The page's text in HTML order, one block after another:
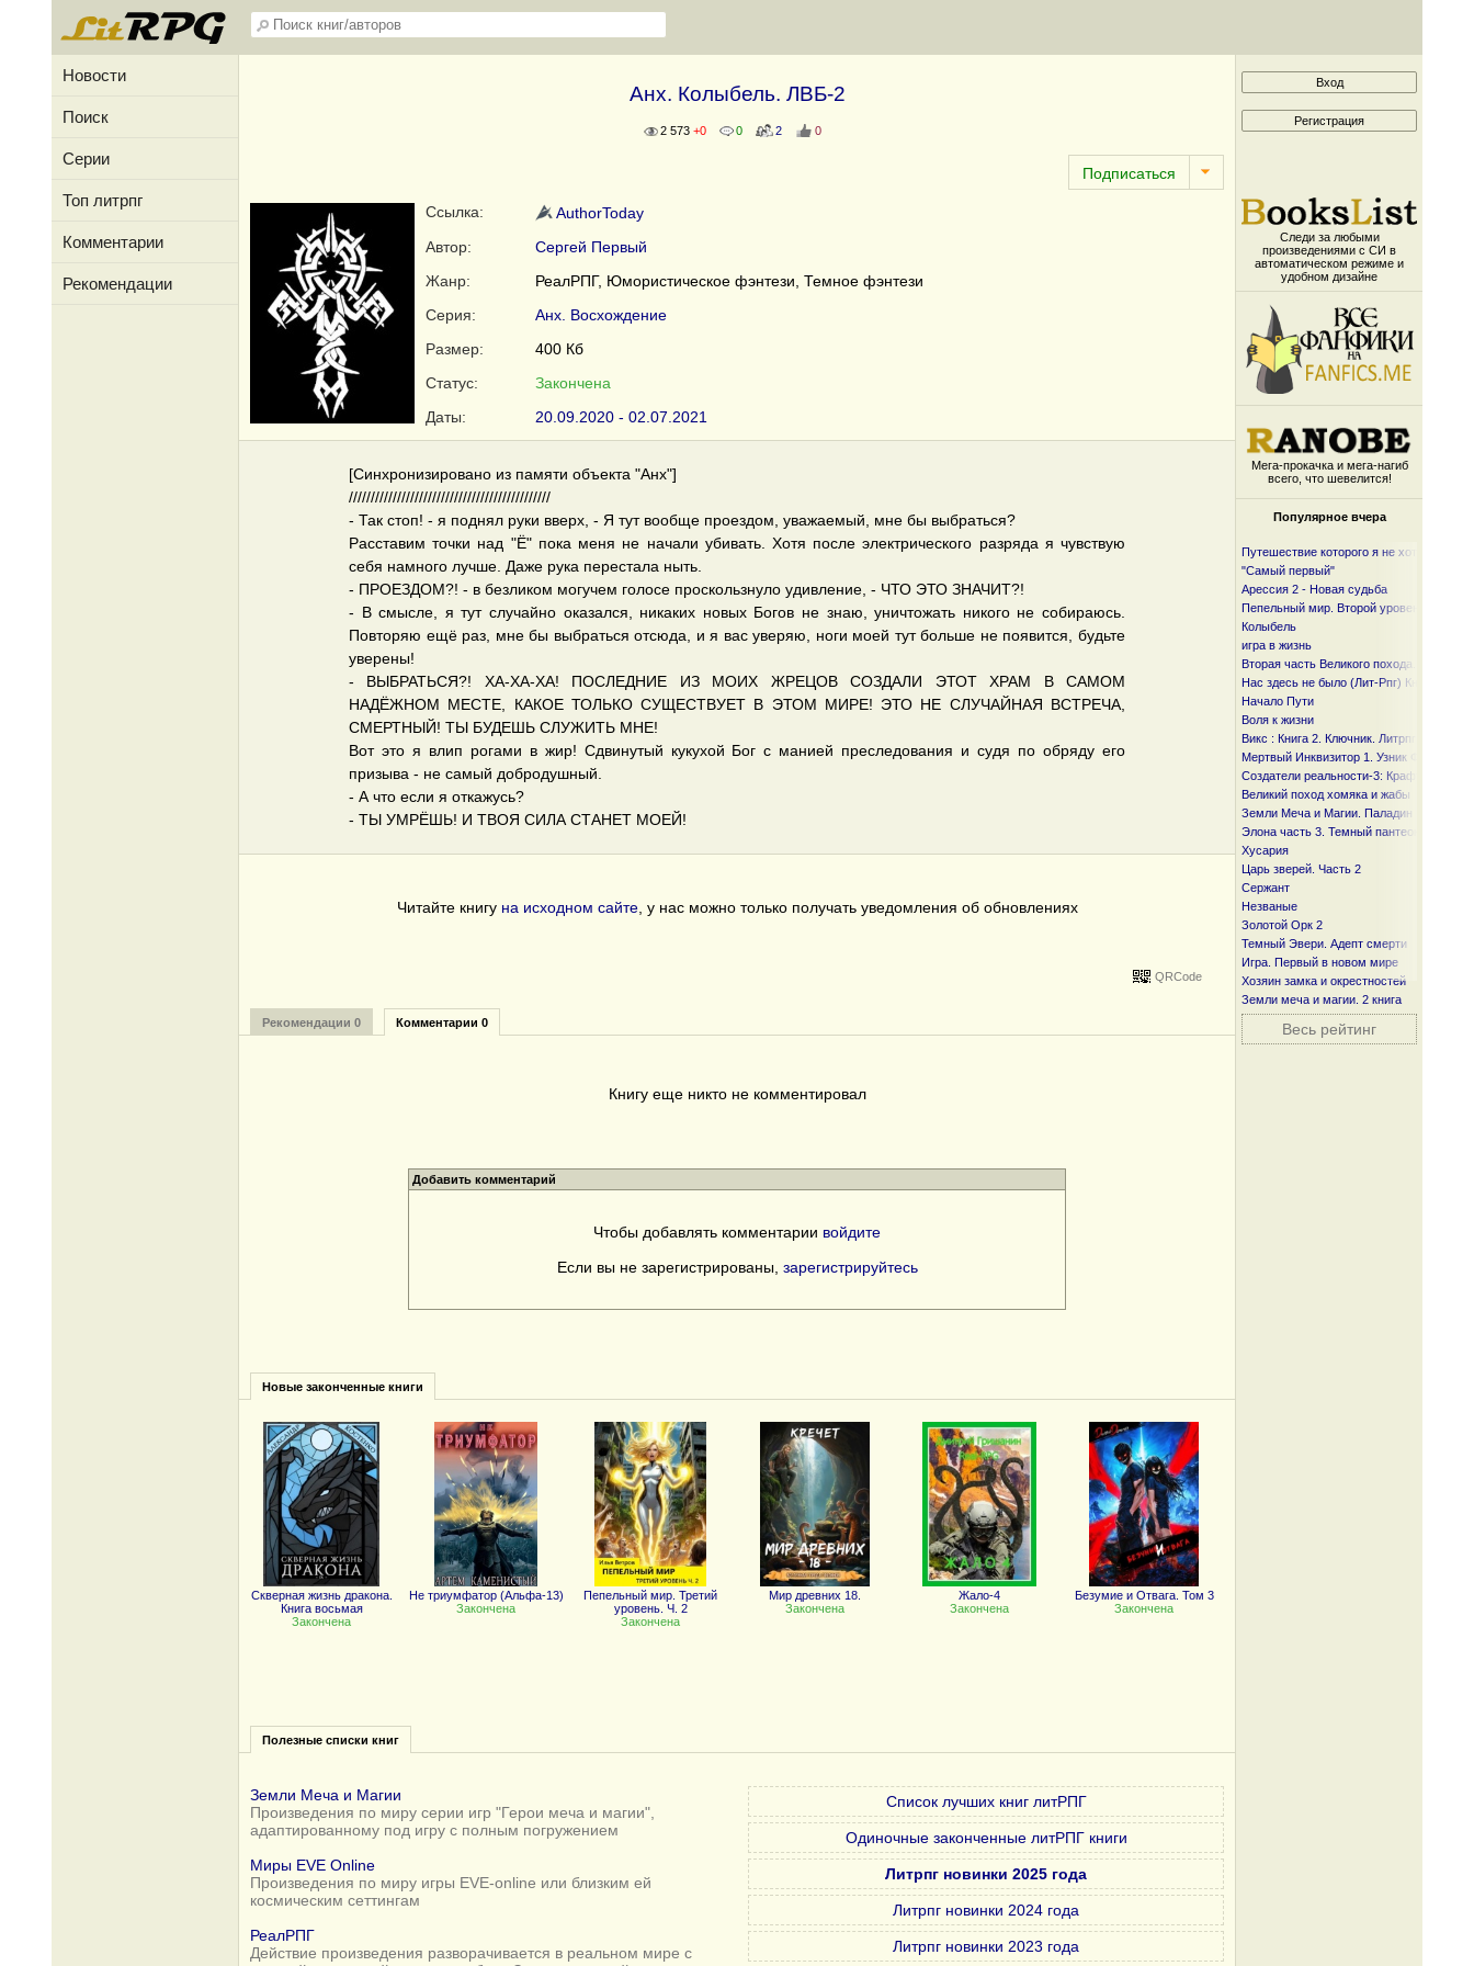
Новости
Поиск
Серии
Топ литрпг
Комментарии
Рекомендации
Анх. Колыбель. ЛВБ-2
2 573 +0 0 2 0
Ссылка:
AuthorToday
Автор:
Сергей Первый
Жанр:
РеалРПГ, Юмористическое фэнтези, Темное фэнтези
Серия:
Анх. Восхождение
Размер:
400 Кб
Статус:
Закончена
Даты:
20.09.2020 - 02.07.2021
[Синхронизировано из памяти объекта "Анх"]
//////////////////////////////////////////////
- Так стоп! - я поднял руки вверх, - Я тут вообще проездом, уважаемый, мне бы выбраться?
Расставим точки над "Ё" пока меня не начали убивать. Хотя после электрического разряда я чувствую
себя намного лучше. Даже рука перестала ныть.
- ПРОЕЗДОМ?! - в безликом могучем голосе проскользнуло удивление, - ЧТО ЭТО ЗНАЧИТ?!
- В смысле, я тут случайно оказался, никаких новых Богов не знаю, уничтожать никого не собираюсь.
Повторяю ещё раз, мне бы выбраться отсюда, и я вас уверяю, ноги моей тут больше не появится, будьте
уверены!
- ВЫБРАТЬСЯ?! ХА-ХА-ХА! ПОСЛЕДНИЕ ИЗ МОИХ ЖРЕЦОВ СОЗДАЛИ ЭТОТ ХРАМ В САМОМ
НАДЁЖНОМ МЕСТЕ, КАКОЕ ТОЛЬКО СУЩЕСТВУЕТ В ЭТОМ МИРЕ! ЭТО НЕ СЛУЧАЙНАЯ ВСТРЕЧА,
СМЕРТНЫЙ! ТЫ БУДЕШЬ СЛУЖИТЬ МНЕ!
Вот это я влип рогами в жир! Сдвинутый кукухой Бог с манией преследования и судя по обряду его
призыва - не самый добродушный.
- А что если я откажусь?
- ТЫ УМРЁШЬ! И ТВОЯ СИЛА СТАНЕТ МОЕЙ!
Читайте книгу на исходном сайте, у нас можно только получать уведомления об обновлениях
QRCode
Рекомендации 0 Комментарии 0
Книгу еще никто не комментировал
Добавить комментарий
Чтобы добавлять комментарии войдите
Если вы не зарегистрированы, зарегистрируйтесь
Новые законченные книги
Скверная жизнь дракона.
Книга восьмая
Закончена
Не триумфатор (Альфа-13)
Закончена
Пепельный мир. Третий
уровень. Ч. 2
Закончена
Мир древних 18.
Закончена
Жало-4
Закончена
Безумие и Отвага. Том 3
Закончена
Полезные списки книг
Земли Меча и Магии
Произведения по миру серии игр "Герои меча и магии",
адаптированному под игру с полным погружением
Миры EVE Online
Произведения по миру игры EVE-online или близким ей
космическим сеттингам
РеалРПГ
Действие произведения разворачивается в реальном мире с
Список лучших книг литРПГ
Одиночные законченные литРПГ книги
Литрпг новинки 2025 года
Литрпг новинки 2024 года
Литрпг новинки 2023 года
Следи за любыми
произведениями с СИ в
автоматическом режиме и
удобном дизайне
Мега-прокачка и мега-нагиб
всего, что шевелится!
Популярное вчера
Путешествие которого я не хотел
"Самый первый"
Арессия 2 - Новая судьба
Пепельный мир. Второй уровень
Колыбель
игра в жизнь
Вторая часть Великого похода. От
Нас здесь не было (Лит-Рпг) Книга I и I I
Начало Пути
Воля к жизни
Викс : Книга 2. Ключник. Литрпг
Мертвый Инквизитор 1. Узник Фанмира
Создатели реальности-3: Крафтер
Великий поход хомяка и жабы
Земли Меча и Магии. Паладин
Элона часть 3. Темный пантеон
Хусария
Царь зверей. Часть 2
Сержант
Незваные
Золотой Орк 2
Темный Эвери. Адепт смерти
Игра. Первый в новом мире
Хозяин замка и окрестностей
Земли меча и магии. 2 книга
Весь рейтинг